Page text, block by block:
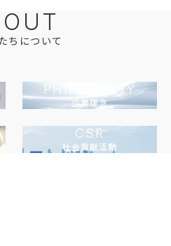
ちについて
PHILOSOPHY
企業理念
CSR
社会貢献活動